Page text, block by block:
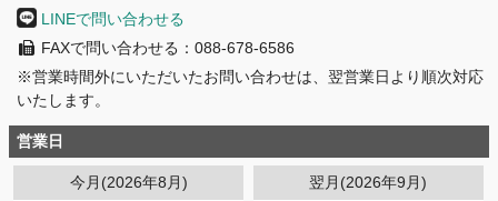
LINEで問い合わせる
FAXで問い合わせる：088-678-6586
※営業時間外にいただいたお問い合わせは、翌営業日より順次対応
いたします。
営業日
今月(2026年8月) 翌月(2026年9月)